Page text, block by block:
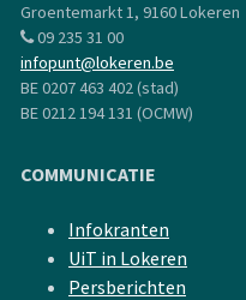
Groentemarkt 1, 9160 Lokeren
09 235 31 00
infopunt@lokeren.be
BE 0207 463 402 (stad)
BE 0212 194 131 (OCMW)
COMMUNICATIE
Infokranten
UiT in Lokeren
Persberichten